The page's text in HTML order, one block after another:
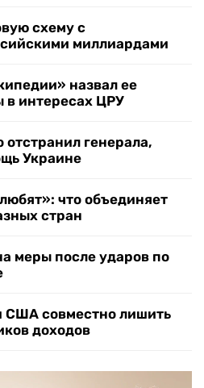
схему с
миллиардами
назвал ее
в интересах ЦРУ
отстранил генерала,
Украине
что объединяет
стран
меры после ударов по
США совместно лишить
доходов